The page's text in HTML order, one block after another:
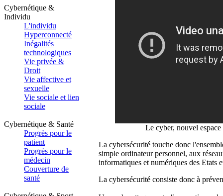
Cybernétique &
Individu
L'individu
Hyperconnecté
Inégalités
technologiques
Vie privée &
Droit
Vie affective et
sexuelle
Vie sociale et lien
sociale
Cybernétique & Santé
Progrès pour le
patient
Progrès pour le
médecin
Couverture de
santé
Le cyber, nouvel
La cybersécurité touche donc
simple ordinateur personnel, aux
informatiques et numériques des Etats
La cybersécurité consiste donc à